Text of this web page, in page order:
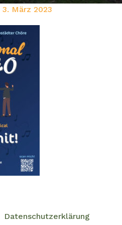
3. März 2023
Datenschutzerklärung